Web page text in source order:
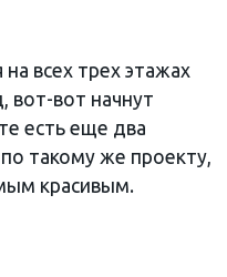
всех трех этажах
вот-вот начнут
есть еще два
такому же проекту,
красивым.